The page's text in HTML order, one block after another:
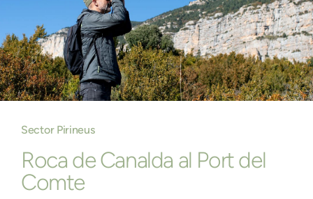
Sector Pirineus
Roca de Canalda al Port del
Comte